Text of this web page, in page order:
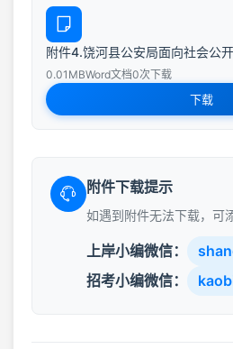
附件4.饶河县公安局面向社会公
0.01MBWord文档0次下载
下载
附件下载提示
如遇到附件无法下载，可
上岸小编微信：
招考小编微信：